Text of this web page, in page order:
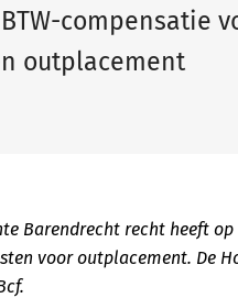
compensatie
outplacement
Barendrecht recht heeft
voor outplacement. De